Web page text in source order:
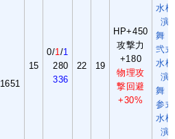
15
0/1 /1
280
336
22 19
HP+450
攻撃力
+180
物理攻
撃回避
+30%
1651
水槍
演
舞・
弐式
水槍
演
舞・
参式
水槍
演